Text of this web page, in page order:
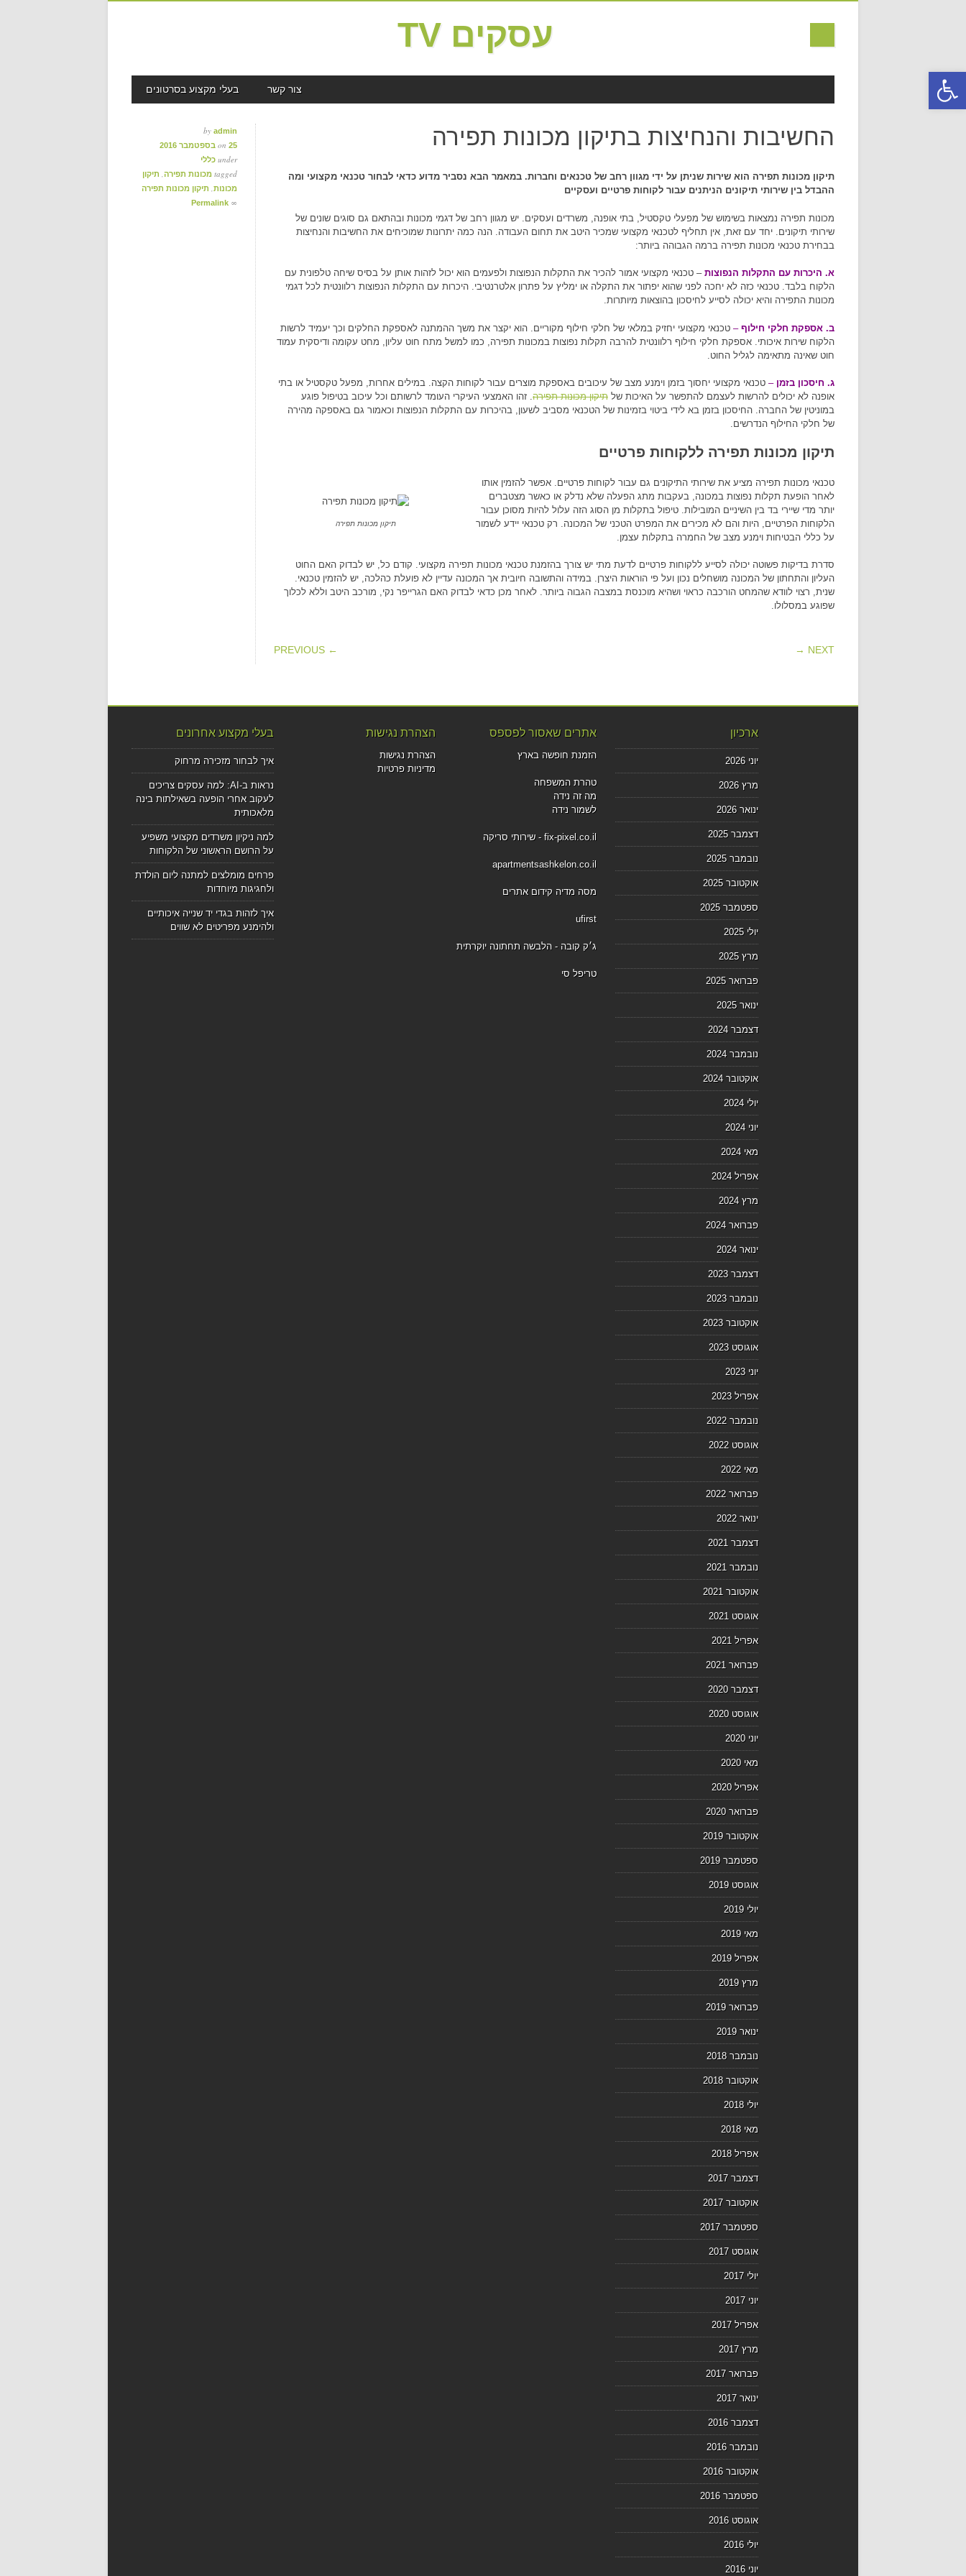
עסקים TV
בעלי מקצוע בסרטונים צור קשר
by admin
on 25 בספטמבר 2016
under כללי
tagged מכונות תפירה, תיקון
מכונות, תיקון מכונות תפירה
∞
Permalink
החשיבות והנחיצות בתיקון מכונות תפירה
תיקון מכונות תפירה הוא שירות שניתן על ידי מגוון רחב של טכנאים וחברות. במאמר הבא נסביר מדוע כדאי לבחור טכנאי מקצועי ומה
ההבדל בין שירותי תיקונים הניתנים עבור לקוחות פרטיים ועסקיים
מכונות תפירה נמצאות בשימוש של מפעלי טקסטיל, בתי אופנה, משרדים ועסקים. יש מגוון רחב של דגמי מכונות ובהתאם גם סוגים שונים של
שירותי תיקונים. יחד עם זאת, אין תחליף לטכנאי מקצועי שמכיר היטב את תחום העבודה. הנה כמה יתרונות שמוכיחים את החשיבות והנחיצות
בבחירת טכנאי מכונות תפירה ברמה הגבוהה ביותר:
א. היכרות עם התקלות הנפוצות – טכנאי מקצועי אמור להכיר את התקלות הנפוצות ולפעמים הוא יכול לזהות אותן על בסיס שיחה טלפונית עם
הלקוח בלבד. טכנאי כזה לא יחכה לפני שהוא יפתור את התקלה או ימליץ על פתרון אלטרנטיבי. היכרות עם התקלות הנפוצות רלוונטית לכל דגמי
מכונות התפירה והיא יכולה לסייע לחיסכון בהוצאות מיותרות.
ב. אספקת חלקי חילוף – טכנאי מקצועי יחזיק במלאי של חלקי חילוף מקוריים. הוא יקצר את משך ההמתנה לאספקת החלקים וכך יעמיד לרשות
הלקוח שירות איכותי. אספקת חלקי חילוף רלוונטית להרבה תקלות נפוצות במכונות תפירה, כמו למשל מתח חוט עליון, מחט עקומה ודיסקית עמוד
חוט שאינה מתאימה לגליל החוט.
ג. חיסכון בזמן – טכנאי מקצועי יחסוך בזמן וימנע מצב של עיכובים באספקת מוצרים עבור לקוחות הקצה. במילים אחרות, מפעל טקסטיל או בתי
אופנה לא יכולים להרשות לעצמם להתפשר על האיכות של תיקון מכונות תפירה. זהו האמצעי העיקרי העומד לרשותם וכל עיכוב בטיפול פוגע
במוניטין של החברה. החיסכון בזמן בא לידי ביטוי בזמינות של הטכנאי מסביב לשעון, בהיכרות עם התקלות הנפוצות וכאמור גם באספקה מהירה
של חלקי החילוף הנדרשים.
תיקון מכונות תפירה ללקוחות פרטיים
תיקון מכונות תפירה
טכנאי מכונות תפירה מציע את שירותי התיקונים גם עבור לקוחות פרטיים. אפשר להזמין אותו
לאחר הופעת תקלות נפוצות במכונה, בעקבות מתג הפעלה שלא נדלק או כאשר מצטברים
יותר מדי שיירי בד בין השיניים המובילות. טיפול בתקלות מן הסוג הזה עלול להיות מסוכן עבור
הלקוחות הפרטיים, היות והם לא מכירים את המפרט הטכני של המכונה. רק טכנאי יידע לשמור
על כללי הבטיחות וימנע מצב של החמרה בתקלות עצמן.
סדרת בדיקות פשוטה יכולה לסייע ללקוחות פרטיים לדעת מתי יש צורך בהזמנת טכנאי מכונות תפירה מקצועי. קודם כל, יש לבדוק האם החוט
העליון והתחתון של המכונה מושחלים נכון ועל פי הוראות היצרן. במידה והתשובה חיובית אך המכונה עדיין לא פועלת כהלכה, יש להזמין טכנאי.
שנית, רצוי לוודא שהמחט הורכבה כראוי ושהיא מוכנסת במצבה הגבוה ביותר. לאחר מכן כדאי לבדוק האם הגרייפר נקי, מורכב היטב וללא לכלוך
שפוגע במסלולו.
POST NAVIGATION
← PREVIOUS NEXT →
בעלי מקצוע אחרונים
איך לבחור מזכירה מרחוק
נראות ב-AI: למה עסקים צריכים
לעקוב אחרי הופעה בשאילתות בינה
מלאכותית
למה ניקיון משרדים מקצועי משפיע
על הרושם הראשוני של הלקוחות
פרחים מומלצים למתנה ליום הולדת
ולחגיגות מיוחדות
איך לזהות בגדי יד שנייה איכותיים
ולהימנע מפריטים לא שווים
הצהרת נגישות
הצהרת נגישות
מדיניות פרטיות
אתרים שאסור לפספס
הזמנת חופשה בארץ
טהרת המשפחה
מה זה נידה
לשמור נידה
fix-pixel.co.il - שירותי סריקה
apartmentsashkelon.co.il
מסה מדיה קידום אתרים
ufirst
ג׳ק קובה - הלבשה תחתונה יוקרתית
טריפל סי
ארכיון
יוני 2026
מרץ 2026
ינואר 2026
דצמבר 2025
נובמבר 2025
אוקטובר 2025
ספטמבר 2025
יולי 2025
מרץ 2025
פברואר 2025
ינואר 2025
דצמבר 2024
נובמבר 2024
אוקטובר 2024
יולי 2024
יוני 2024
מאי 2024
אפריל 2024
מרץ 2024
פברואר 2024
ינואר 2024
דצמבר 2023
נובמבר 2023
אוקטובר 2023
אוגוסט 2023
יוני 2023
אפריל 2023
נובמבר 2022
אוגוסט 2022
מאי 2022
פברואר 2022
ינואר 2022
דצמבר 2021
נובמבר 2021
אוקטובר 2021
אוגוסט 2021
אפריל 2021
פברואר 2021
דצמבר 2020
אוגוסט 2020
יוני 2020
מאי 2020
אפריל 2020
פברואר 2020
אוקטובר 2019
ספטמבר 2019
אוגוסט 2019
יולי 2019
מאי 2019
אפריל 2019
מרץ 2019
פברואר 2019
ינואר 2019
נובמבר 2018
אוקטובר 2018
יולי 2018
מאי 2018
אפריל 2018
דצמבר 2017
אוקטובר 2017
ספטמבר 2017
אוגוסט 2017
יולי 2017
יוני 2017
אפריל 2017
מרץ 2017
פברואר 2017
ינואר 2017
דצמבר 2016
נובמבר 2016
אוקטובר 2016
ספטמבר 2016
אוגוסט 2016
יולי 2016
יוני 2016
פתח סרגל נגישות